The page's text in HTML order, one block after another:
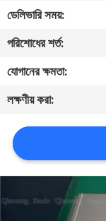
আমাদের
সাথে
যোগাযোগ
করুন
খবর
মামলা
ডেলিভারি সময়:
পরিশোধের শর্ত:
যোগানের ক্ষমতা:
লক্ষণীয় করা: